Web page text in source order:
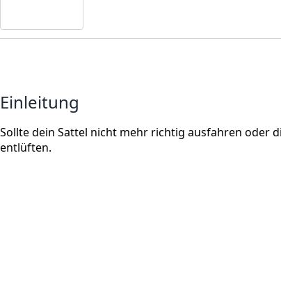
Einleitung
Sollte dein Sattel nicht mehr richtig ausfahren oder
entlüften.